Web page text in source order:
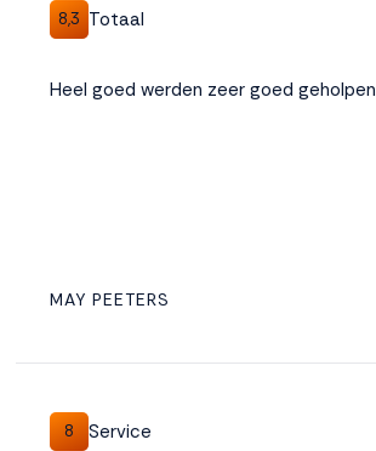
8,3 Totaal
Heel goed werden zeer goed geholpen
MAY PEETERS
8 Service